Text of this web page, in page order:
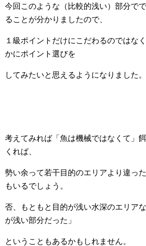
今回このような（比較的浅い）部分で
ることが分かりましたので、
１級ポイントだけにこだわるのではな
かにポイント選びを
してみたいと思えるようになりました。
考えてみれば「魚は機械ではなくて」
くれば、
勢い余って若干目的のエリアより違っ
もいるでしょう。
否、もともと目的が浅い水深のエリア
が浅い部分だった」
ということもあるかもしれません。